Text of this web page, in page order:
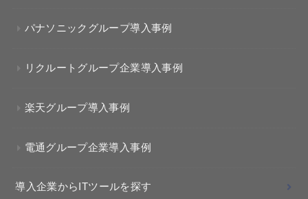
パナソニックグループ導入事例
リクルートグループ企業導入事例
楽天グループ導入事例
電通グループ企業導入事例
導入企業からITツールを探す